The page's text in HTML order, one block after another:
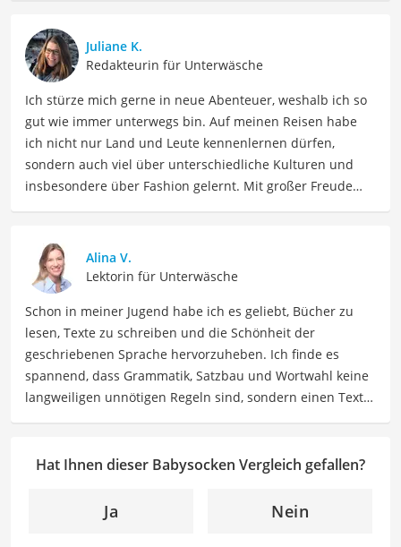
Juliane K.
Redakteurin für Unterwäsche
Ich stürze mich gerne in neue Abenteuer, weshalb ich so
gut wie immer unterwegs bin. Auf meinen Reisen habe
ich nicht nur Land und Leute kennenlernen dürfen,
sondern auch viel über unterschiedliche Kulturen und
insbesondere über Fashion gelernt. Mit großer Freude
teilen. Meine Beiträge umfassen Modetrends,
Stylingtipps, Produktbewertungen und Modeinspirationen
für verschiedene Anlässe.
Der Babysocke-Vergleich ist aus unserer Sicht besonders
empfehlenswert fürjunge Eltern.
Alina V.
Lektorin für Unterwäsche
Schon in meiner Jugend habe ich es geliebt, Bücher zu
lesen, Texte zu schreiben und die Schönheit der
geschriebenen Sprache hervorzuheben. Ich finde es
spannend, dass Grammatik, Satzbau und Wortwahl keine
langweiligen unnötigen Regeln sind, sondern einen Text
geschriebenen Wort als Lektorin bei VGL in unsere Texte
Detailgenauigkeit und sprachliche Präzision unterstütze
ich unser Redaktionsteam dabei, qualitativ hochwertige
Hat Ihnen dieser Babysocken Vergleich gefallen?
Ja Nein